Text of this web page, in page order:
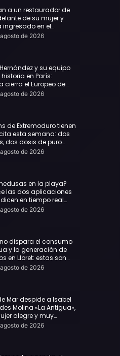
a un restaurador de
de su mujer y
en el
Vall d’Hebron
de 2026
y su equipo
en París:
cierra el Europeo de
artística con ocho
de 2026
de Extremoduro tienen
esta semana: dos
dos dosis de puro
la mano del Clon
de 2026
en la playa?
las dos aplicaciones
en tiempo real
bañarte con
de 2026
dispara el consumo
y la generación de
en Lloret: estas son
que deja el turismo
de 2026
Mar despide a Isabel
Molina «La Antigua»,
alegre y muy
en la población
de 2026